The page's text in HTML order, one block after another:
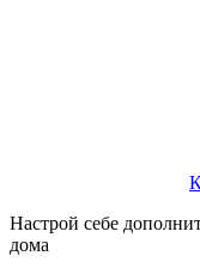
Настрой себе
дома